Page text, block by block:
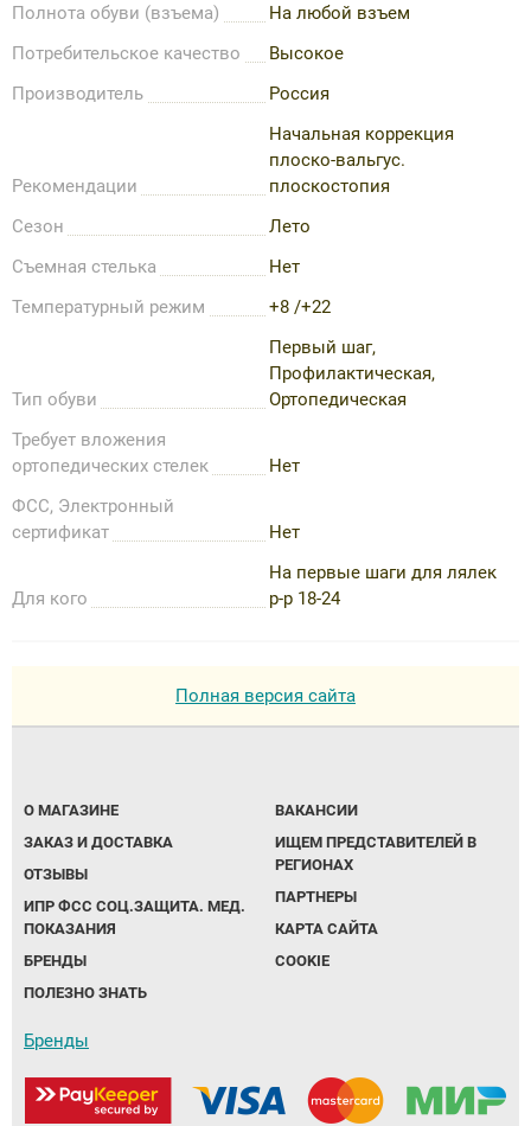
Полнота обуви (взъема)
На любой взъем
Потребительское качество
Высокое
Производитель
Россия
Рекомендации
Начальная коррекция
плоско-вальгус.
плоскостопия
Сезон
Лето
Съемная стелька
Нет
Температурный режим
+8 /+22
Тип обуви
Первый шаг,
Профилактическая,
Ортопедическая
Требует вложения
ортопедических стелек
Нет
ФСС, Электронный
сертификат
Нет
Для кого
На первые шаги для лялек
р-р 18-24
Полная версия сайта
О МАГАЗИНЕ
ЗАКАЗ И ДОСТАВКА
ОТЗЫВЫ
ИПР ФСС СОЦ.ЗАЩИТА. МЕД.
ПОКАЗАНИЯ
БРЕНДЫ
ПОЛЕЗНО ЗНАТЬ
ВАКАНСИИ
ИЩЕМ ПРЕДСТАВИТЕЛЕЙ В
РЕГИОНАХ
ПАРТНЕРЫ
КАРТА САЙТА
COOKIE
Бренды